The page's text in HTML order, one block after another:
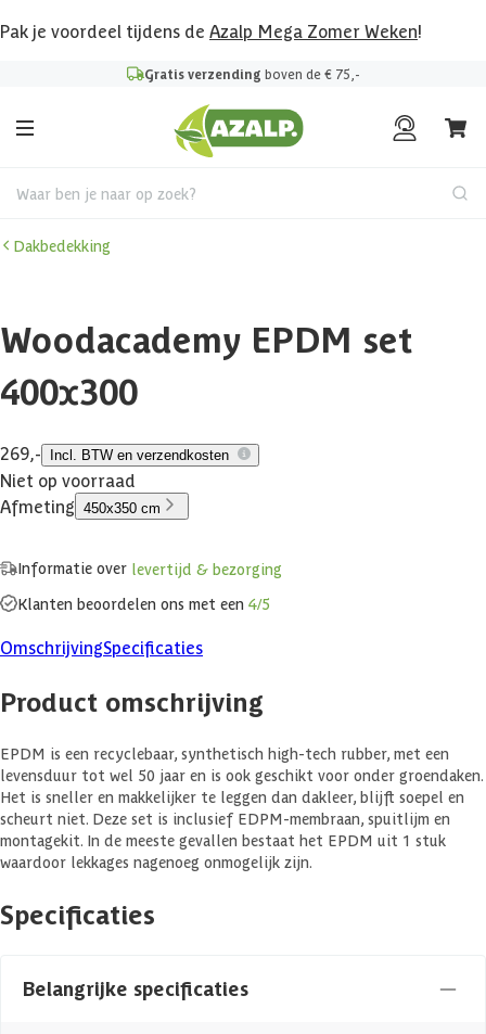
Pak je voordeel tijdens de Azalp Mega Zomer Weken!
Gratis verzending boven de € 75,-
Waar ben je naar op zoek?
Dakbedekking
Woodacademy EPDM set
400x300
269,- Incl. BTW en verzendkosten
Niet op voorraad
Afmeting 450x350 cm
Informatie over levertijd & bezorging
Klanten beoordelen ons met een 4/5
OmschrijvingSpecificaties
Product omschrijving
EPDM is een recyclebaar, synthetisch high-tech rubber, met een
levensduur tot wel 50 jaar en is ook geschikt voor onder groendaken.
Het is sneller en makkelijker te leggen dan dakleer, blijft soepel en
scheurt niet. Deze set is inclusief EDPM-membraan, spuitlijm en
montagekit. In de meeste gevallen bestaat het EPDM uit 1 stuk
waardoor lekkages nagenoeg onmogelijk zijn.
Specificaties
Belangrijke specificaties